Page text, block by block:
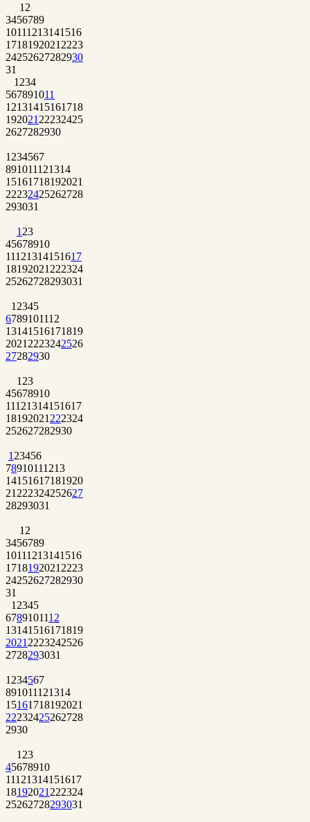
1 2
3456789
10111213141516
1718192021 2223
24252627282930
31
1 234
567891011
12131415161718
192021 22232425
2627282930
1 234567
891011121314
15161718192021
22232425262728
293031
1 23
45678910
11121314151617
18192021 222324
25262728293031
1 2345
6789101112
13141516171819
2021 2223242526
27282930
1 23
45678910
11121314151617
18192021 222324
252627282930
1 23456
78910111213
14151617181920
21 222324252627
28293031
1 2
3456789
10111213141516
1718192021 2223
24252627282930
31
1 2345
6789101112
13141516171819
2021 2223242526
2728293031
1 234567
891011121314
15161718192021
22232425262728
2930
1 23
45678910
11121314151617
18192021 222324
25262728293031